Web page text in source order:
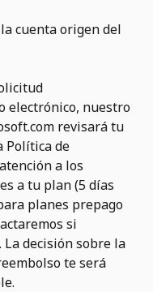
cuenta origen del
electrónico, nuestro
revisará tu
Política de
a los
a tu plan (5 días
planes prepago
si
decisión sobre la
te será